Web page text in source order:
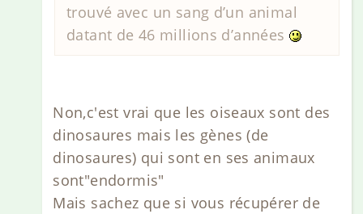
trouvé avec un sang d’un animal
datant de 46 millions d’années
Non,c'est vrai que les oiseaux sont des
dinosaures mais les gènes (de
dinosaures) qui sont en ses animaux
sont"endormis"
Mais sachez que si vous récupérer de